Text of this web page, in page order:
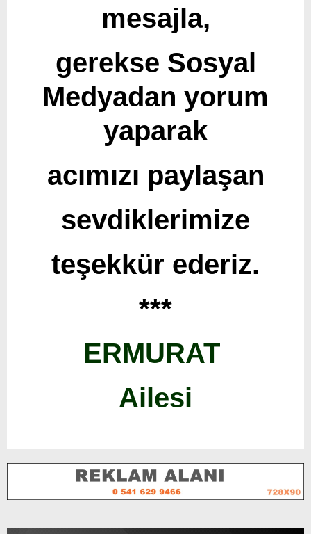
mesajla,
gerekse Sosyal
Medyadan yorum
yaparak
acımızı paylaşan
sevdiklerimize
teşekkür ederiz.
***
ERMURAT
Ailesi